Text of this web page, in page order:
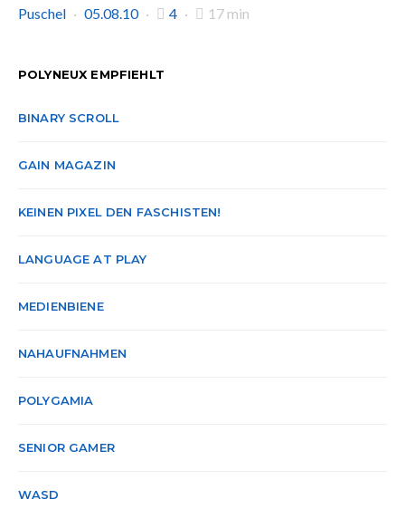
Puschel
05.08.10 4 17 min
POLYNEUX EMPFIEHLT
BINARY SCROLL
GAIN MAGAZIN
KEINEN PIXEL DEN FASCHISTEN!
LANGUAGE AT PLAY
MEDIENBIENE
NAHAUFNAHMEN
POLYGAMIA
SENIOR GAMER
WASD